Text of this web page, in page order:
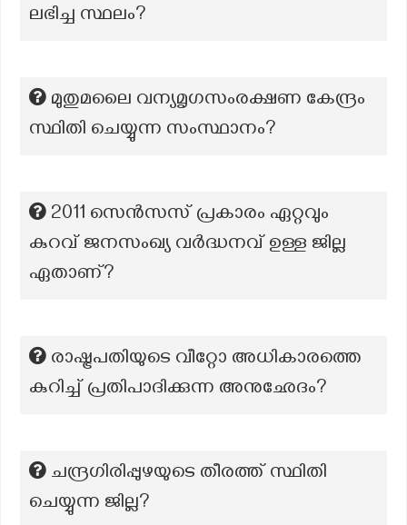
ലഭിച്ച സ്ഥലം?
മുതുമലൈ വന്യമൃഗസംരക്ഷണ കേന്ദ്രം
സ്ഥിതി ചെയ്യുന്ന സംസ്ഥാനം?
2011 സെൻസസ് പ്രകാരം ഏറ്റവും
കുറവ് ജനസംഖ്യ വർദ്ധനവ് ഉള്ള ജില്ല
ഏതാണ്?
രാഷ്ട്രപതിയുടെ വീറ്റോ അധികാരത്തെ
കുറിച്ച് പ്രതിപാദിക്കുന്ന അനുഛേദം?
ചന്ദ്രഗിരിപ്പുഴയുടെ തീരത്ത് സ്ഥിതി
ചെയ്യുന്ന ജില്ല?